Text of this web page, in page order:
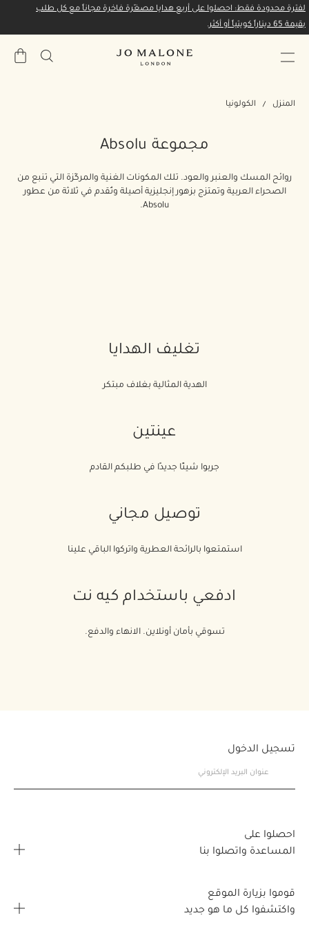
لفترة محدودة فقط: احصلوا على أربع هدايا مصغّرة فاخرة مجاناً مع كل طلب
بقيمة 65 ديناراً كويتياً أو أكثر.
حقيبة
المنزل الكولونيا
مجموعة Absolu
روائح المسك والعنبر والعود. تلك المكونات الغنية والمركّزة التي تنبع من
الصحراء العربية وتمتزج بزهور إنجليزية أصيلة وتُقدم في ثلاثة من عطور
Absolu.
تغليف الهدايا
الهدية المثالية بغلاف مبتكر
عينتين
جربوا شيئًا جديدًا في طلبكم القادم
توصيل مجاني
استمتعوا بالرائحة العطرية واتركوا الباقي علينا
ادفعي باستخدام كيه نت
تسوقي بأمان أونلاين. الانهاء والدفع.
تسجيل الدخول
احصلوا على
المساعدة واتصلوا بنا
اتصلوا بنا
قوموا بزيارة الموقع
واكتشفوا كل ما هو جديد